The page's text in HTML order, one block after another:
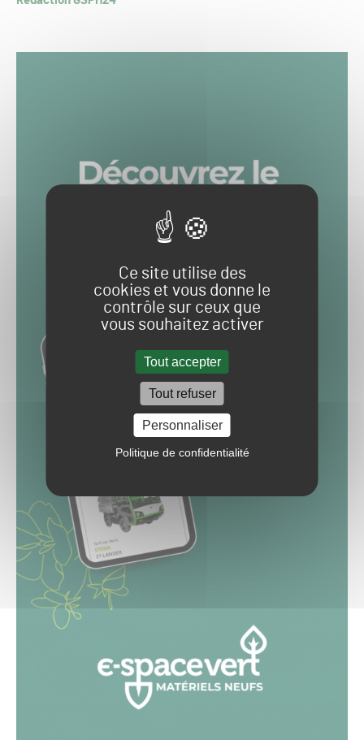
Ce site utilise des
cookies et vous donne le
contrôle sur ceux que
vous souhaitez activer
Tout accepter
Tout refuser
Personnaliser
Politique de confidentialité